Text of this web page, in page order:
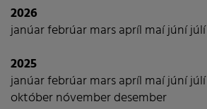
2026
janúarfebrúarmarsapríl maíjúníjúlí
2025
janúarfebrúarmarsapríl maíjúníjúlí
októbernóvemberdesember